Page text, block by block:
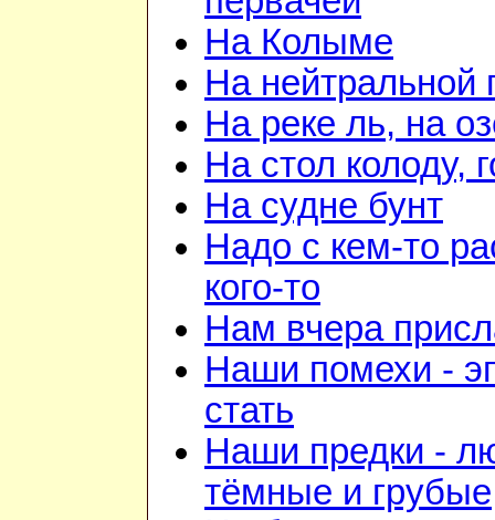
На Колыме
На нейтральной
На реке ль, на
На стол колоду,
На судне бунт
Надо с кем-то
кого-то
Нам вчера
Наши помехи -
стать
Наши предки -
тёмные и грубые